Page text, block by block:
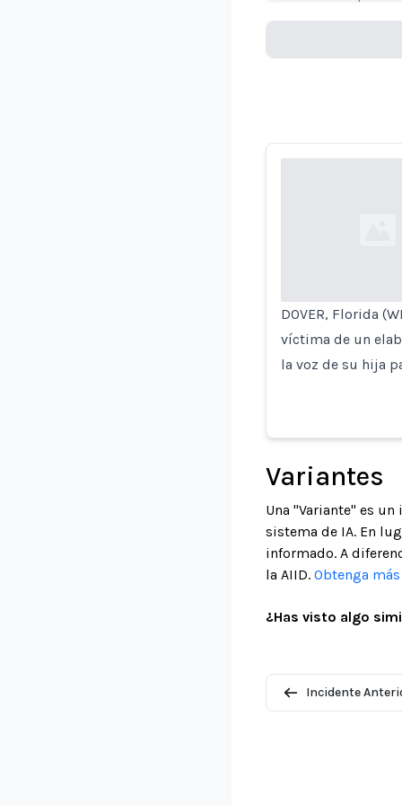
DOVER, Florida
víctima de un
la voz de su hija
Variantes
Una "Variante" es
sistema de IA. En
informado. A
la AIID. Obtenga
¿Has visto algo
Incidente